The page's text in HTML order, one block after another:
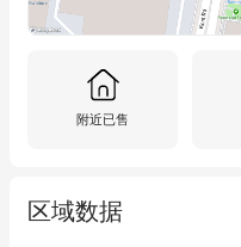
附近已售
区域数据